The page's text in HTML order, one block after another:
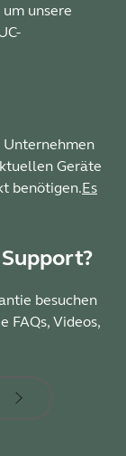
unsere
Geräte
benötigen.Es
besuchen
FAQs, Videos,